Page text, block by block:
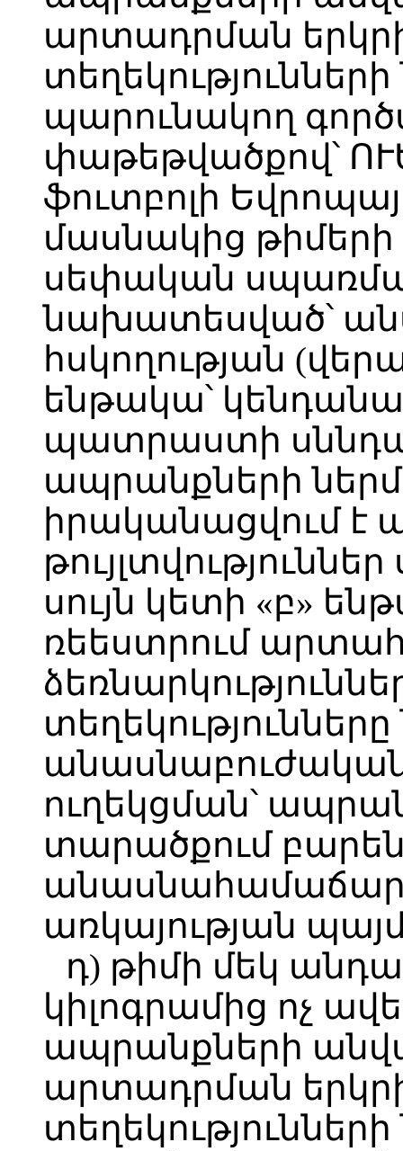
արտադրման
պարունակող
փաթեթվածքով՝
ֆուտբոլի
մասնակից
սեփական
նախատեսված՝
հսկողության
ենթակա՝
պատրաստի
ապրանքների
իրականացվում է
սույն կետի «բ»
ռեեստրում
ուղեկցման՝
տարածքում
առկայության
դ) թիմի մեկ
կիլոգրամից ոչ
ապրանքների
արտադրման